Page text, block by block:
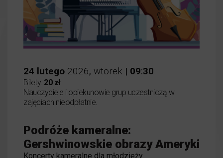
24 lutego 2026, wtorek | 09:30
Bilety: 20 zł
Nauczyciele i opiekunowie grup uczestniczą w
zajęciach nieodpłatnie.
Podróże kameralne:
Gershwinowskie obrazy Ameryki
Koncerty kameralne dla młodzieży